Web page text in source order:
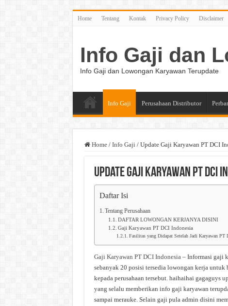
Home Tentang Kontak Privacy Policy Disclaimer
Info Gaji dan
Info Gaji dan Lowongan Karyawan Terupdate
Info Gaji Perusahaan Distributor
Home / Info Gaji / Update Gaji Karyawan PT DCI
Update Gaji Karyawan PT DCI
Daftar Isi
Tentang Perusahaan
DAFTAR LOWONGAN KERJANYA DISINI
Gaji Karyawan PT DCI Indonesia
Fasilitas yang Didapat Setelah Jadi Karyawan PT
Gaji Karyawan PT DCI Indonesia– Informasi gaji
sebanyak 20 posisi tersedia lowongan kerja untuk
kepada perusahaan tersebut. haihaihai gagaguys
yang selalu memberikan info gaji karyawan
sampai merauke. Selain gaji pula admin disini